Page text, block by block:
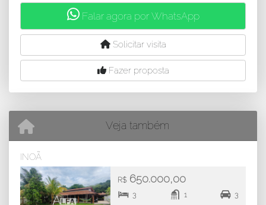
Falar agora por WhatsApp
Solicitar visita
Fazer proposta
Veja também
INOÃ
R$650.000,00
3 1 3